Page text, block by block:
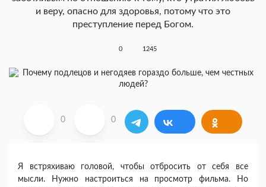
и веру, опасно для здоровья, потому что это
преступление перед Богом.
0 1245
0 0
Я встряхиваю головой, чтобы отбросить от себя все
мысли. Нужно настроиться на просмотр филь­ма. Но